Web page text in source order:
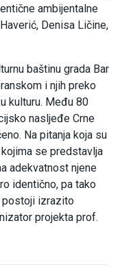
ambijentalne
Denisa Ličine,
baštinu grada Bar
i njih preko
kulturu. Među 80
nasljeđe Crne
Na pitanja koja su
se predstavlja
adekvatnost njene
identično, pa tako
postoji izrazito
projekta prof.